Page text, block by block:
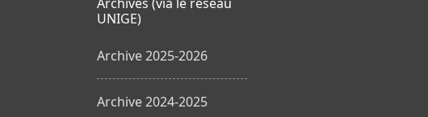
UNIGE)
Archive 2025-2026
Archive 2024-2025